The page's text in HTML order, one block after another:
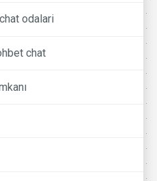
odalari
chat